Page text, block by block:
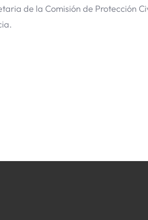
de la Comisión de Protección